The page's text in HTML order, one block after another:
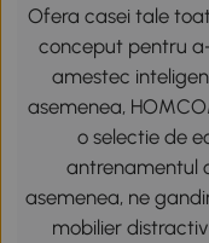
Ofera casei tale
conceput pentru
amestec
asemenea,
o selectie de
antrenamentul
asemenea, ne
mobilier